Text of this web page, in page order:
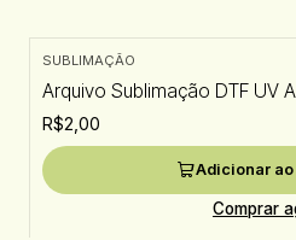
SUBLIMAÇÃO
Arquivo Sublimação DTF UV
R$2,00
Adicionar
Comprar